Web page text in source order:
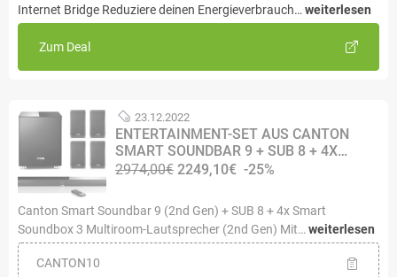
Internet Bridge Reduziere deinen Energieverbrauch…weiterlesen
Zum Deal
23.12.2022
ENTERTAINMENT-SET AUS CANTON
SMART SOUNDBAR 9 + SUB 8 + 4X…
2974,00€ 2249,10€ -25%
Canton Smart Soundbar 9 (2nd Gen) + SUB 8 + 4x Smart
Soundbox 3 Multiroom-Lautsprecher (2nd Gen) Mit… weiterlesen
CANTON10